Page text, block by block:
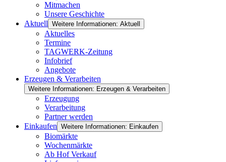
Mitmachen
Unsere Geschichte
Aktuell Weitere Informationen: Aktuell
Aktuelles
Termine
TAGWERK-Zeitung
Infobrief
Angebote
Erzeugen & Verarbeiten
Weitere Informationen: Erzeugen & Verarbeiten
Erzeugung
Verarbeitung
Partner werden
Einkaufen Weitere Informationen: Einkaufen
Biomärkte
Wochenmärkte
Ab Hof Verkauf